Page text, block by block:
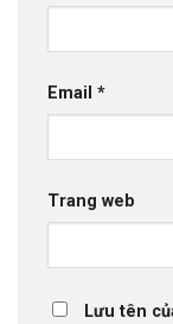
Email *
Trang web
Lưu tên